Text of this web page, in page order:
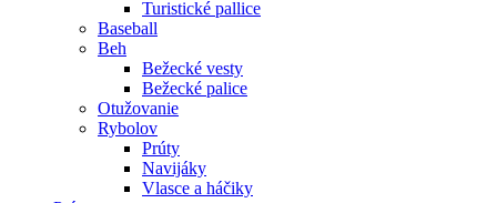
Turistické pallice
Baseball
Beh
Bežecké vesty
Bežecké palice
Otužovanie
Rybolov
Prúty
Navijáky
Vlasce a háčiky